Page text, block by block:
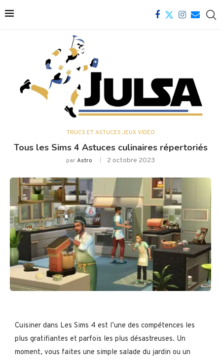
TRUCS ET ASTUCES JEUX VIDÉO
Tous les Sims 4 Astuces culinaires répertoriés
parAstro 2 octobre 2023
Cuisiner dans Les Sims 4 est l’une des compétences les
plus gratifiantes et parfois les plus désastreuses. Un
moment, vous faites une simple salade du jardin ou un